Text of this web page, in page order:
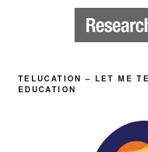
TELUCATION – LET ME
EDUCATION